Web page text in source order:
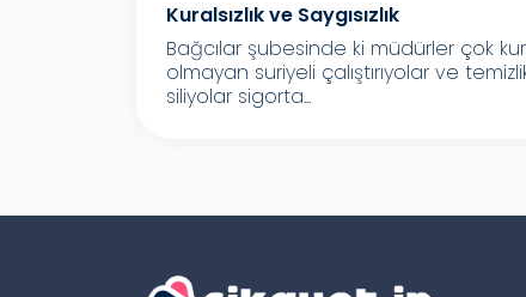
Kuralsızlık ve Saygısızlık
Bağcılar şubesinde ki müdürler çok
olmayan suriyeli çalıştırıyolar ve
siliyolar sigorta...